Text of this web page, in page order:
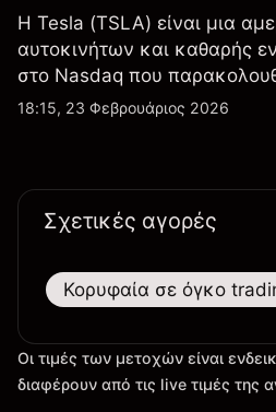
Η Tesla (TSLA) είναι μια
αυτοκινήτων και καθαρής
στο Nasdaq που
απόδοση κερδών, τα
18:15, 23 Φεβρουάριος 2026
Σχετικές αγορές
Κορυφαία σε όγκο
Οι τιμές των μετοχών είναι
διαφέρουν από τις live τιμές της